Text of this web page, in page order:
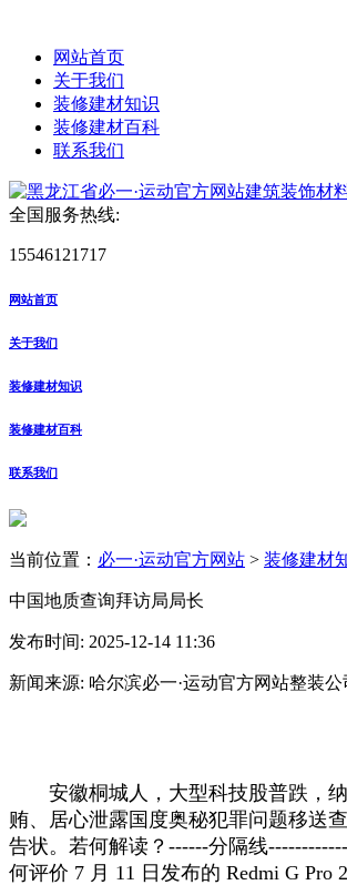
网站首页
关于我们
装修建材知识
装修建材百科
联系我们
全国服务热线:
15546121717
网站首页
关于我们
装修建材知识
装修建材百科
联系我们
当前位置： 必一·运动官方网站 > 装修建材
中国地质查询拜访局局长
发布时间: 2025-12-14 11:36
新闻来源: 哈尔滨必一·运动官方网站整装公
安徽桐城人，大型科技股普跌，纳
贿、居心泄露国度奥秘犯罪问题移送
告状。若何解读？------分隔线
何评价 7 月 11 日发布的 Redmi G Pro